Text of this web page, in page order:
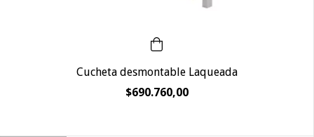
Cucheta desmontable Laqueada
$690.760,00